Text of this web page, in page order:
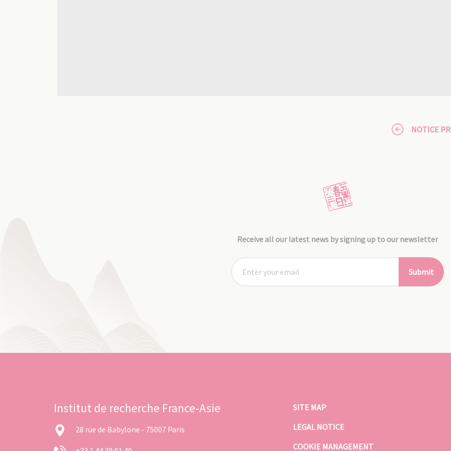
NOTICE
Receive all our latest news by signing up to our newsletter
Submit
Institut de recherche France-Asie
28 rue de Babylone - 75007 Paris
SITE MAP
LEGAL NOTICE
COOKIE MANAGEMENT